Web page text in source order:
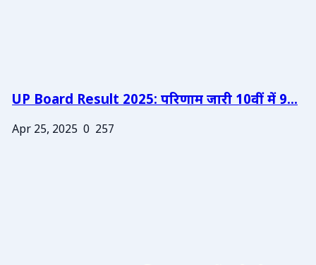
UP Board Result 2025: परिणाम जारी 10वीं में 9...
Apr 25, 2025 0 257